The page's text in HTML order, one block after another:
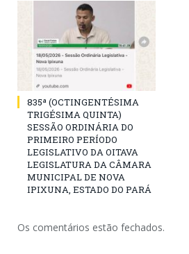
835ª (OCTINGENTÉSIMA
TRIGÉSIMA QUINTA)
SESSÃO ORDINÁRIA DO
PRIMEIRO PERÍODO
LEGISLATIVO DA OITAVA
LEGISLATURA DA CÂMARA
MUNICIPAL DE NOVA
IPIXUNA, ESTADO DO PARÁ
Os comentários estão fechados.